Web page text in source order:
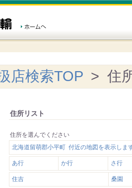
店検索TOP > 住
住所リスト
住所を選んでください
北海道留萌郡小平町 付近の地図を表示しま
あ行 か行 さ行
住吉 桑園